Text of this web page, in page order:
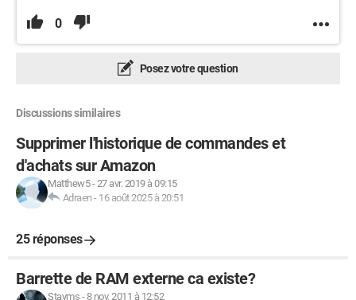
0
Posez votre question
Discussions similaires
Supprimer l'historique de commandes et
d'achats sur Amazon
Matthew5-27 avr. 2019 à 09:15
Adraen- 16 août 2025 à 20:51
25 réponses
Barrette de RAM externe ca existe?
Stayms -8 nov. 2011 à 12:52